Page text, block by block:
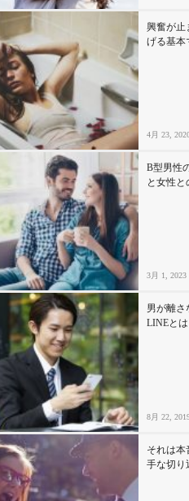
趣味・旅行
セックスライフ
不倫・だめ男
感動
心の処方箋
カルチャー・トレンド・芸能
驚き
興奮が止
げる基本
4月 23,
B型男性
と女性と
3月 1, 2023
男が離さ
LINEとは
8月 22,
それは本
手な切り